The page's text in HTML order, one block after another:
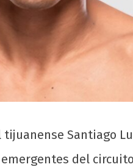
Santiago
del